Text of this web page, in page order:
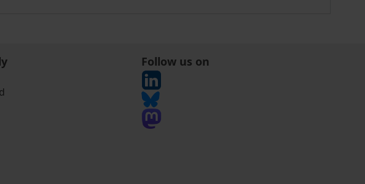
Follow us on